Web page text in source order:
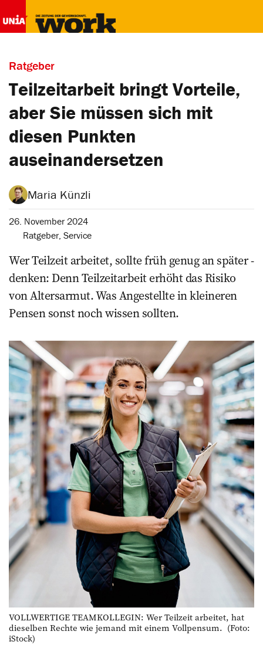
Ratgeber
Teilzeitarbeit bringt Vorteile,
aber Sie müssen sich mit
diesen Punkten
auseinandersetzen
Maria Künzli
26. November 2024
Ratgeber, Service
Wer Teilzeit arbeitet, sollte früh genug an später ­
denken: Denn ­Teilzeitarbeit erhöht das Risiko
von ­Altersarmut. Was Angestellte in ­kleineren
Pensen sonst noch wissen sollten.
VOLLWERTIGE TEAMKOLLEGIN: Wer Teilzeit arbeitet, hat
dieselben Rechte wie jemand mit einem Vollpensum. (Foto:
iStock)